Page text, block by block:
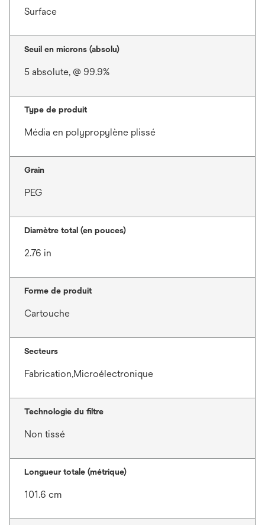
Surface
Seuil en microns (absolu)
5 absolute, @ 99.9%
Type de produit
Média en polypropylène plissé
Grain
PEG
Diamètre total (en pouces)
2.76 in
Forme de produit
Cartouche
Secteurs
Fabrication,Microélectronique
Technologie du filtre
Non tissé
Longueur totale (métrique)
101.6 cm